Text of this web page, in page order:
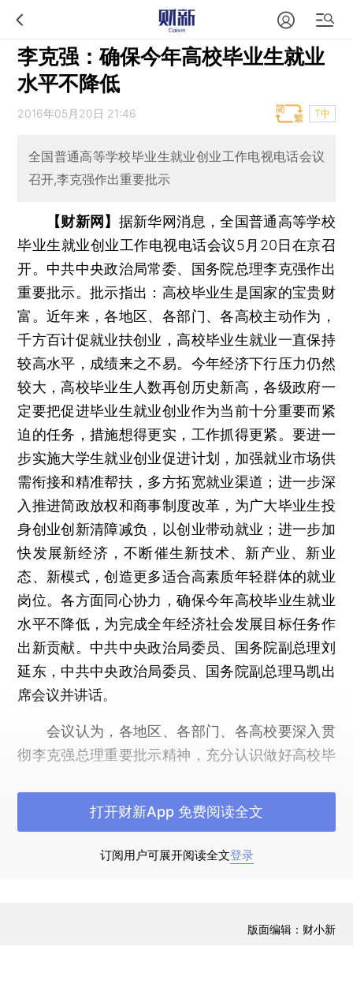
李克强：确保今年高校毕业生就业
水平不降低
2016年05月20日 21:46 T中
全国普通高等学校毕业生就业创业工作电视电话会议
召开,李克强作出重要批示
【财新网】 据新华网消息，全国普通高等学校
毕业生就业创业工作电视电话会议5月20日在京召
开。中共中央政治局常委、国务院总理李克强作出
重要批示。批示指出：高校毕业生是国家的宝贵财
富。近年来，各地区、各部门、各高校主动作为，
千方百计促就业扶创业，高校毕业生就业一直保持
较高水平，成绩来之不易。今年经济下行压力仍然
较大，高校毕业生人数再创历史新高，各级政府一
定要把促进毕业生就业创业作为当前十分重要而紧
迫的任务，措施想得更实，工作抓得更紧。要进一
步实施大学生就业创业促进计划，加强就业市场供
需衔接和精准帮扶，多方拓宽就业渠道；进一步深
入推进简政放权和商事制度改革，为广大毕业生投
身创业创新清障减负，以创业带动就业；进一步加
快发展新经济，不断催生新技术、新产业、新业
态、新模式，创造更多适合高素质年轻群体的就业
岗位。各方面同心协力，确保今年高校毕业生就业
水平不降低，为完成全年经济社会发展目标任务作
出新贡献。中共中央政治局委员、国务院副总理刘
延东，中共中央政治局委员、国务院副总理马凯出
席会议并讲话。
会议认为，各地区、各部门、各高校要深入贯
彻李克强总理重要批示精神，充分认识做好高校毕
狠抓落实，全力以赴做好高校毕业生就业创业工
会议强调，要以经济发展促就业，加快实施中
创造更多高质量就业岗位。要以政策支持促就业，
订阅用户可展开阅读全文登录
打开财新App 免费阅读全文
版面编辑：财小新